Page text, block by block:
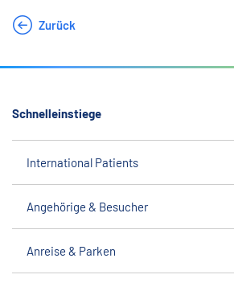
Zurück
Schnelleinstiege
International Patients
Angehörige & Besucher
Anreise & Parken